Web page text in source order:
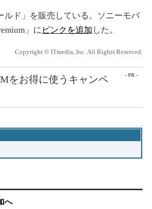
ルド」を販売している。ソニーモバ
」に ピンクを追加 した。
Copyright © ITmedia, Inc. All Rights Reserved.
- PR -
をお得に使うキャンペ
へ